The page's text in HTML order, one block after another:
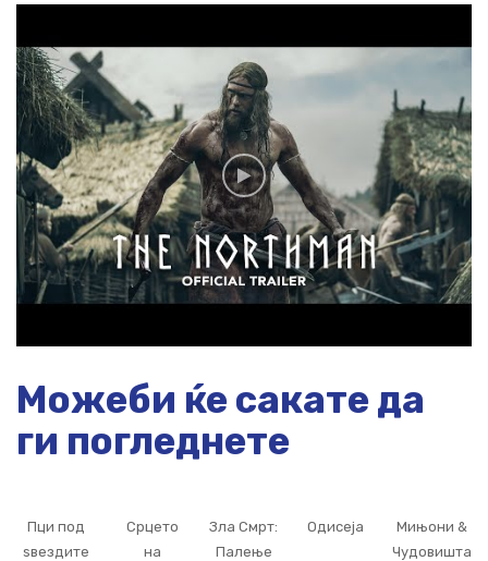
Можеби ќе сакате да
ги погледнете
Пци под
ѕвездите
Срцето
на
Зла Смрт:
Палење
Одисеја
Мињони &
Чудовишта